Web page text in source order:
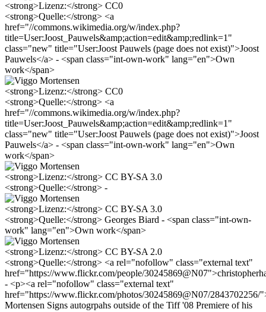
<strong>Lizenz:</strong> CC0
<strong>Quelle:</strong> <a
href="//commons.wikimedia.org/w/index.php?
title=User:Joost_Pauwels&amp;action=edit&amp;redlink=1"
class="new" title="User:Joost Pauwels (page does not exist)">Joost
Pauwels</a> - <span class="int-own-work" lang="en">Own
work</span>
<strong>Lizenz:</strong> CC0
<strong>Quelle:</strong> <a
href="//commons.wikimedia.org/w/index.php?
title=User:Joost_Pauwels&amp;action=edit&amp;redlink=1"
class="new" title="User:Joost Pauwels (page does not exist)">Joost
Pauwels</a> - <span class="int-own-work" lang="en">Own
work</span>
<strong>Lizenz:</strong> CC BY-SA 3.0
<strong>Quelle:</strong> -
<strong>Lizenz:</strong> CC BY-SA 3.0
<strong>Quelle:</strong> Georges Biard - <span class="int-own-
work" lang="en">Own work</span>
<strong>Lizenz:</strong> CC BY-SA 2.0
<strong>Quelle:</strong> <a rel="nofollow" class="external text"
href="https://www.flickr.com/people/
- <p><a rel="nofollow" class="external text"
href="https://www.flickr.com/photos/30245869@N07/2843702256/
Mortensen Signs autogrpahs outside of the Tiff '08 Premiere of his